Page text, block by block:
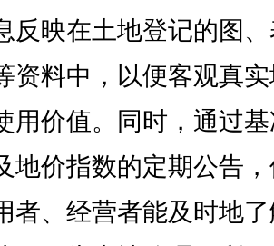
反映在土地登记的图
资料中，以便客观真
用价值。同时，通过
地价指数的定期公告
者、经营者能及时地